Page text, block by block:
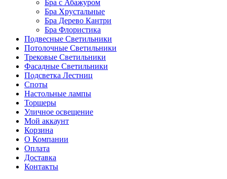
Бра с Абажуром
Бра Хрустальные
Бра Дерево Кантри
Бра Флористика
Подвесные Светильники
Потолочные Светильники
Трековые Светильники
Фасадные Светильники
Подсветка Лестниц
Споты
Настольные лампы
Торшеры
Уличное освещение
Мой аккаунт
Корзина
О Компании
Оплата
Доставка
Контакты